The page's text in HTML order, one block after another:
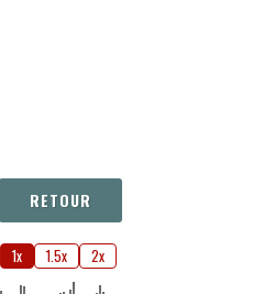
RETOUR
1x 1.5x 2x